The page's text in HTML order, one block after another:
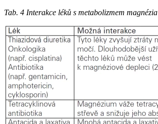
Tab. 4 Interakce léků s metabolizmem magnézia